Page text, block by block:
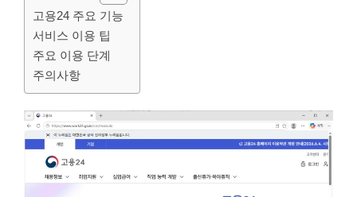
고용24 주요 기능
서비스 이용 팁
주요 이용 단계
주의사항